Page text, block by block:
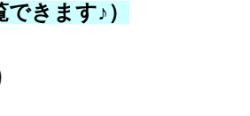
できます♪）